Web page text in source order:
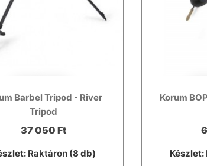
Barbel Tripod - River
Tripod
37 050 Ft
Raktáron(8 db)
Korum
Készlet: